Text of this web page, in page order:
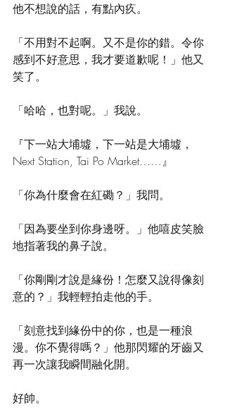
他不想說的話，有點內疚。
「不用對不起啊。又不是你的錯。令你
感到不好意思，我才要道歉呢！」他又
笑了。
「哈哈，也對呢。」我說。
『下一站大埔墟，下一站是大埔墟，
Next Station, Tai Po Market……』
「你為什麼會在紅磡？」我問。
「因為要坐到你身邊呀。」他嘻皮笑臉
地指著我的鼻子說。
「你剛剛才說是緣份！怎麼又說得像刻
意的？」我輕輕拍走他的手。
「刻意找到緣份中的你，也是一種浪
漫。你不覺得嗎？」他那閃耀的牙齒又
再一次讓我瞬間融化開。
好帥。